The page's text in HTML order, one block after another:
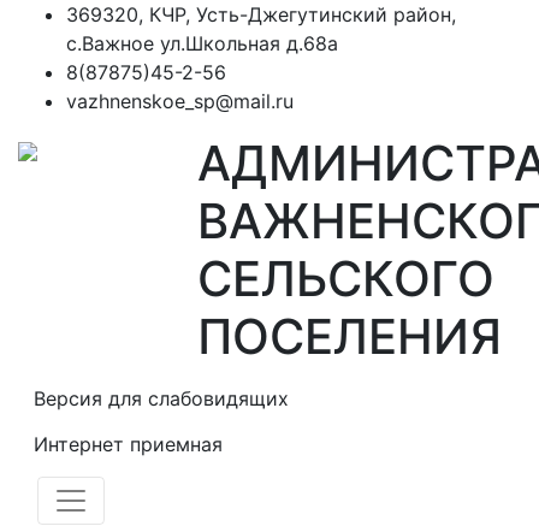
369320, КЧР, Усть-Джегутинский район,
с.Важное ул.Школьная д.68а
8(87875)45-2-56
vazhnenskoe_sp@mail.ru
СЕЛЬСКОГО
ПОСЕЛЕНИЯ
Версия для слабовидящих
Интернет приемная